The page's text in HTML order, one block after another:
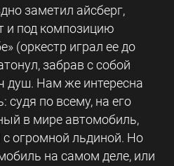
заметил айсберг,
и под композицию
(оркестр играл ее до
забрав с собой
душ. Нам же интересна
судя по всему, на его
в мире автомобиль,
огромной льдиной. Но
на самом деле, или